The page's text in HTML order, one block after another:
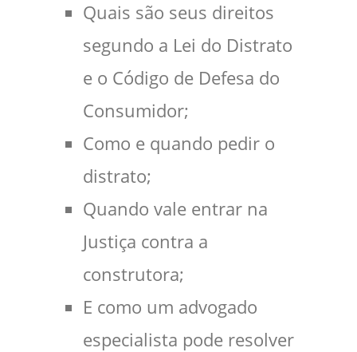
Quais são seus direitos
segundo a Lei do Distrato
e o Código de Defesa do
Consumidor;
Como e quando pedir o
distrato;
Quando vale entrar na
Justiça contra a
construtora;
E como um advogado
especialista pode resolver